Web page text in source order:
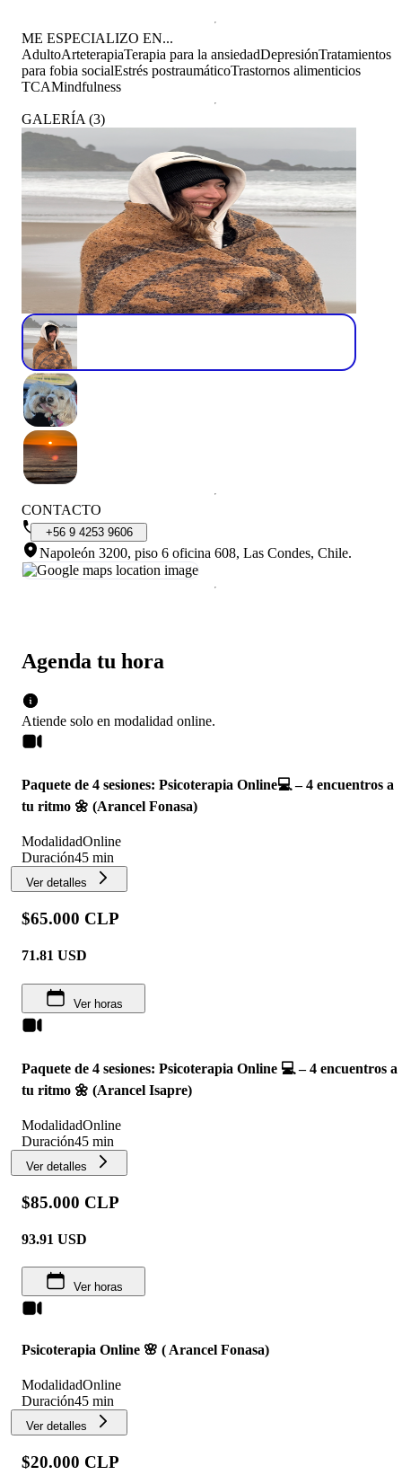
Agenda tu hora
Atiende solo en modalidad online.
Paquete de 4 sesiones: Psicoterapia Online💻 – 4 encuentros a
tu ritmo 🌼 (Arancel Fonasa)
ModalidadOnline
Duración45 min
Ver detalles
$65.000 CLP
71.81 USD
Ver horas
Paquete de 4 sesiones: Psicoterapia Online 💻 – 4 encuentros a
tu ritmo 🌼 (Arancel Isapre)
ModalidadOnline
Duración45 min
Ver detalles
$85.000 CLP
93.91 USD
Ver horas
Psicoterapia Online 🌸 ( Arancel Fonasa)
ModalidadOnline
Duración45 min
Ver detalles
$20.000 CLP
ME ESPECIALIZO EN...
AdultoArteterapiaTerapia para la ansiedadDepresiónTratamientos
para fobia socialEstrés postraumáticoTrastornos alimenticios
TCAMindfulness
GALERÍA (3)
CONTACTO
+56 9 4253 9606
Napoleón 3200, piso 6 oficina 608, Las Condes, Chile.